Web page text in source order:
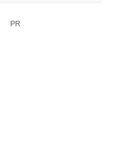
PR